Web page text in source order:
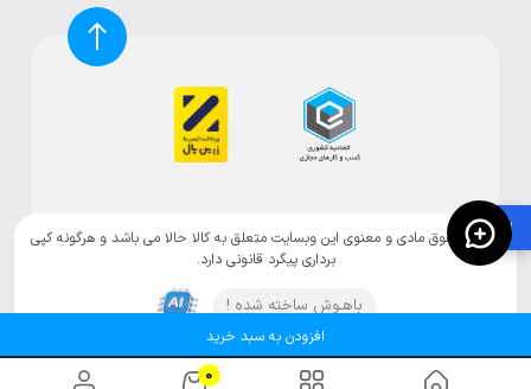
🛍️
0
تمامی حقوق مادی و معنوی این وبسایت متعلق به کالا حالا می باشد و هرگونه کپی
برداری پیگرد قانونی دارد.
باهـوش ساخته شده !
افزودن به سبد خرید